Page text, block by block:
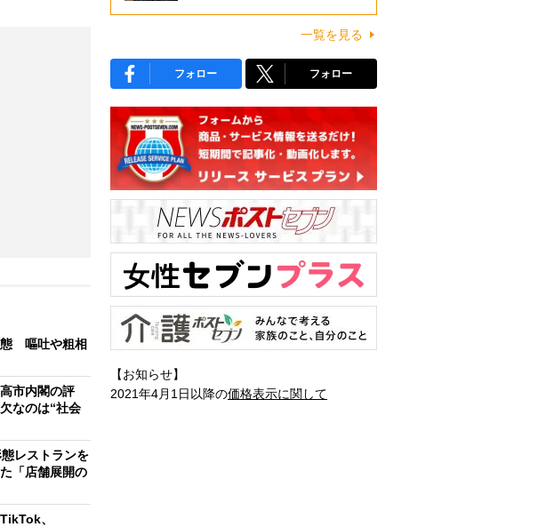
態 嘔吐や粗相
市内閣の評
なのは“社会
レストランを
「店舗展開の
、
一覧を見る
フォロー フォロー
【お知らせ】
2021年4月1日以降の価格表示に関して